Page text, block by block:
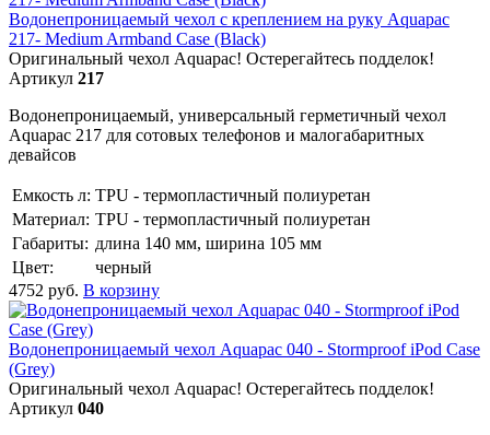
Водонепроницаемый чехол с креплением на руку Aquapac
217- Medium Armband Case (Black)
Оригинальный чехол Aquapac! Остерегайтесь подделок!
Артикул 217
Водонепроницаемый, универсальный герметичный чехол
Aquapac 217 для сотовых телефонов и малогабаритных
девайсов
Емкость л: TPU - термопластичный полиуретан
Материал: TPU - термопластичный полиуретан
Габариты: длина 140 мм, ширина 105 мм
Цвет:
черный
4752 руб. В корзину
Водонепроницаемый чехол Aquapac 040 - Stormproof iPod Case
(Grey)
Оригинальный чехол Aquapac! Остерегайтесь подделок!
Артикул 040